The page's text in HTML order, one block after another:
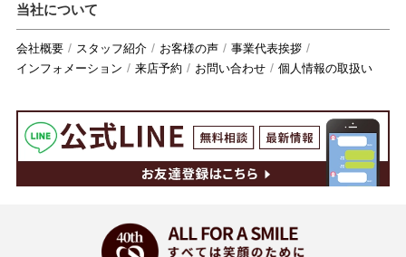
当社について
会社概要 スタッフ紹介 お客様の声
事業代表挨拶
インフォメーション
来店予約 お問い合わせ 個人情報の取扱い